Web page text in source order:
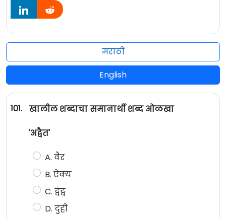
मराठी
English
101. खालील शब्दाचा समानार्थी शब्द ओळखा
'अद्वैत'
A. वैर
B. ऐक्य
C. द्वंद्व
D. दुही